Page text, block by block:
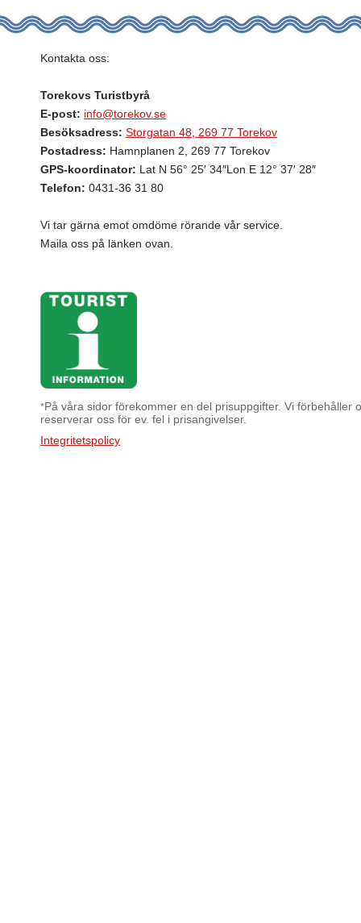
Kontakta oss:
Torekovs Turistbyrå
E-post: info@torekov.se
Besöksadress: Storgatan 48, 269 77 Torekov
Postadress: Hamnplanen 2, 269 77 Torekov
GPS-koordinator: Lat N 56° 25′ 34″Lon E 12° 37′ 28″
Telefon: 0431-36 31 80
Vi tar gärna emot omdöme rörande vår service.
Maila oss på länken ovan.
*På våra sidor förekommer en del prisuppgifter. Vi förbehåller
reserverar oss för ev. fel i prisangivelser.
Integritetspolicy